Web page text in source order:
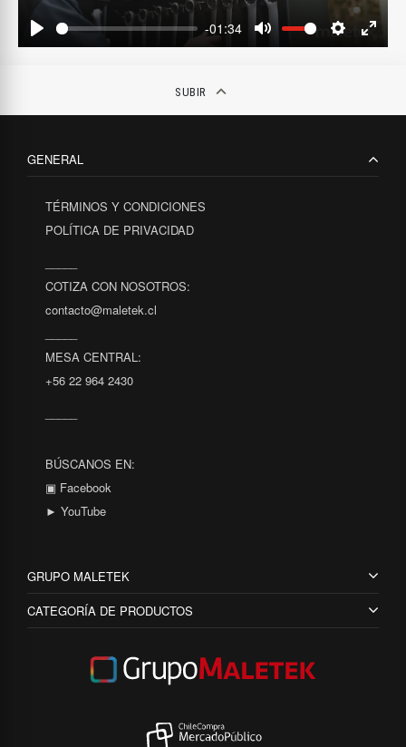
Play
-01:34
Mute Settings
Enter
SUBIR keyboard_arrow_up
GENERAL
TÉRMINOS Y CONDICIONES
POLÍTICA DE PRIVACIDAD
COTIZA CON NOSOTROS:
contacto@maletek.cl
MESA CENTRAL:
+56 22 964 2430
BÚSCANOS EN:
▣ Facebook
► YouTube
GRUPO MALETEK
CATEGORÍA DE PRODUCTOS